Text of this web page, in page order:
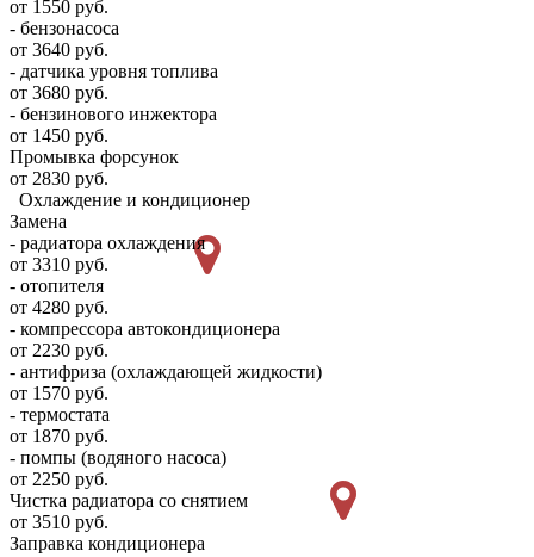
от 1550 руб.
- бензонасоса
от 3640 руб.
- датчика уровня топлива
от 3680 руб.
- бензинового инжектора
от 1450 руб.
Промывка форсунок
от 2830 руб.
Охлаждение и кондиционер
Замена
- радиатора охлаждения
от 3310 руб.
- отопителя
от 4280 руб.
- компрессора автокондиционера
от 2230 руб.
- антифриза (охлаждающей жидкости)
от 1570 руб.
- термостата
от 1870 руб.
- помпы (водяного насоса)
от 2250 руб.
Чистка радиатора со снятием
от 3510 руб.
Заправка кондиционера